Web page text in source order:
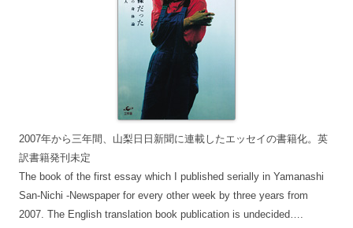
2007年から三年間、山梨日日新聞に連載したエッセイの書籍化。英
訳書籍発刊未定
The book of the first essay which I published serially in Yamanashi
San-Nichi -Newspaper for every other week by three years from
2007. The English translation book publication is undecided….